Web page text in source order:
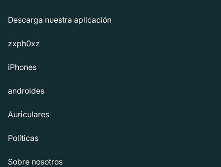
Descarga nuestra aplicación
zxph0xz
iPhones
androides
Auriculares
Políticas
Sobre nosotros